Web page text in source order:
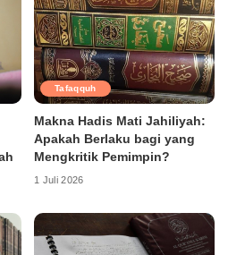
Tafaqquh
Makna Hadis Mati Jahiliyah:
Apakah Berlaku bagi yang
Mengkritik Pemimpin?
1 Juli 2026